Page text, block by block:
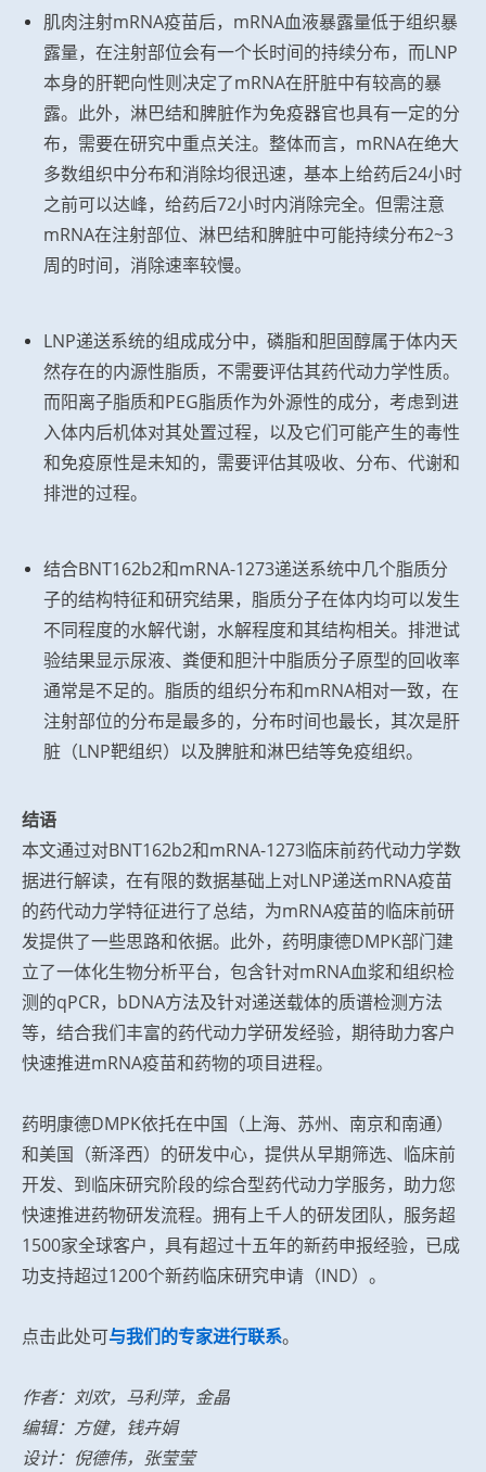
肌肉注射mRNA疫苗后，mRNA血液暴露量低于组织暴
露量，在注射部位会有一个长时间的持续分布，而LNP
本身的肝靶向性则决定了mRNA在肝脏中有较高的暴
露。此外，淋巴结和脾脏作为免疫器官也具有一定的分
布，需要在研究中重点关注。整体而言，mRNA在绝大
多数组织中分布和消除均很迅速，基本上给药后24小时
之前可以达峰，给药后72小时内消除完全。但需注意
mRNA在注射部位、淋巴结和脾脏中可能持续分布2~3
周的时间，消除速率较慢。
LNP递送系统的组成成分中，磷脂和胆固醇属于体内天
然存在的内源性脂质，不需要评估其药代动力学性质。
而阳离子脂质和PEG脂质作为外源性的成分，考虑到进
入体内后机体对其处置过程，以及它们可能产生的毒性
和免疫原性是未知的，需要评估其吸收、分布、代谢和
排泄的过程。
结合BNT162b2和mRNA-1273递送系统中几个脂质分
子的结构特征和研究结果，脂质分子在体内均可以发生
不同程度的水解代谢，水解程度和其结构相关。排泄试
验结果显示尿液、粪便和胆汁中脂质分子原型的回收率
通常是不足的。脂质的组织分布和mRNA相对一致，在
注射部位的分布是最多的，分布时间也最长，其次是肝
脏（LNP靶组织）以及脾脏和淋巴结等免疫组织。
结语
本文通过对BNT162b2和mRNA-1273临床前药代动力学数
据进行解读，在有限的数据基础上对LNP递送mRNA疫苗
的药代动力学特征进行了总结，为mRNA疫苗的临床前研
发提供了一些思路和依据。此外，药明康德DMPK部门建
立了一体化生物分析平台，包含针对mRNA血浆和组织检
测的qPCR，bDNA方法及针对递送载体的质谱检测方法
等，结合我们丰富的药代动力学研发经验，期待助力客户
快速推进mRNA疫苗和药物的项目进程。
药明康德DMPK依托在中国（上海、苏州、南京和南通）
和美国（新泽西）的研发中心，提供从早期筛选、临床前
开发、到临床研究阶段的综合型药代动力学服务，助力您
快速推进药物研发流程。拥有上千人的研发团队，服务超
1500家全球客户，具有超过十五年的新药申报经验，已成
功支持超过1200个新药临床研究申请（IND）。
点击此处可与我们的专家进行联系。
作者：刘欢，马利萍，金晶
编辑：方健，钱卉娟
设计：倪德伟，张莹莹